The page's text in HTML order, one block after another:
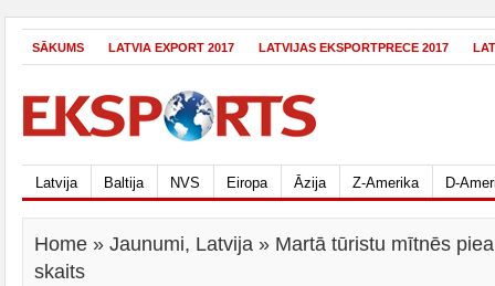
SĀKUMS LATVIA EXPORT 2017 LATVIJAS EKSPORTPRECE 2017
Latvija Baltija NVS Eiropa Āzija Z-Amerika D-
Home » Jaunumi, Latvija » Martā tūristu mītnēs
skaits